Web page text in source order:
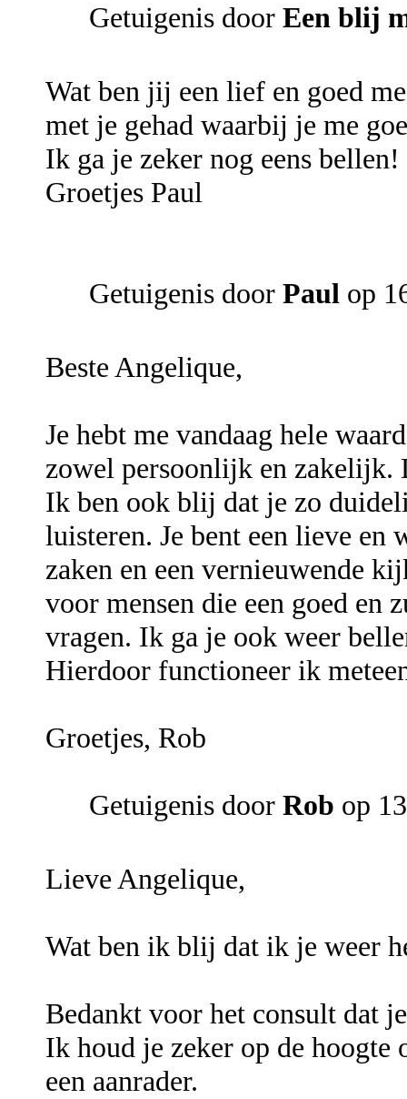
Getuigenis door Een blij
Wat ben jij een lief en goed
met je gehad waarbij je me
Ik ga je zeker nog eens bellen!
Groetjes Paul
Getuigenis door Paul op
Beste Angelique,
Je hebt me vandaag hele
zowel persoonlijk en zakelijk.
Ik ben ook blij dat je zo
luisteren. Je bent een lieve en
zaken en een vernieuwende
voor mensen die een goed en
vragen. Ik ga je ook weer
Hierdoor functioneer ik
Groetjes, Rob
Getuigenis door Rob op
Lieve Angelique,
Wat ben ik blij dat ik je weer
Bedankt voor het consult dat
Ik houd je zeker op de
een aanrader.